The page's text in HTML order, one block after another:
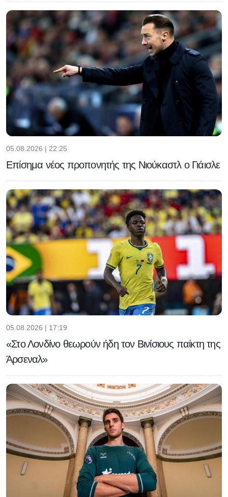
05.08.2026 | 22:25
Επίσημα νέος προπονητής της Νιούκαστλ ο Γιάισλε
05.08.2026 | 17:19
«Στο Λονδίνο θεωρούν ήδη τον Βινίσιους παίκτη της
Άρσεναλ»